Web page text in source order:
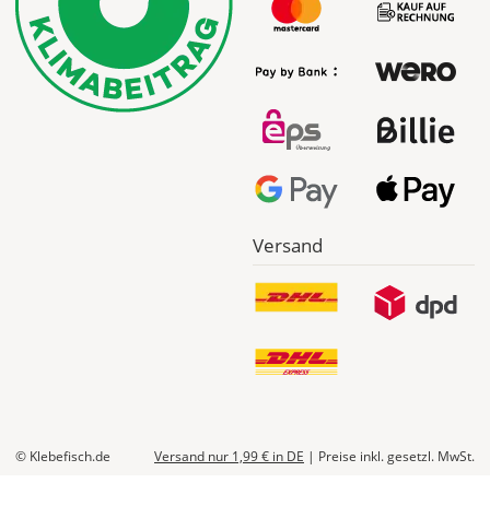
Versand
© Klebefisch.de Versand nur 1,99 € in DE | Preise inkl. gesetzl. MwSt.